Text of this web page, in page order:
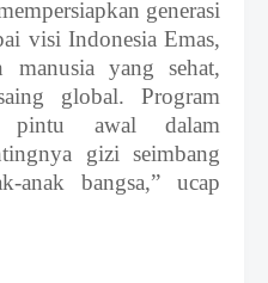
generasi
visi Indonesia Emas,
manusia yang sehat,
global. Program
awal dalam
gizi seimbang
anak bangsa,” ucap